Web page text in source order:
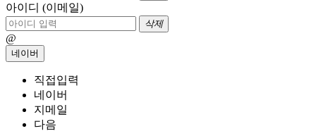
아이디 (이메일)
삭제
@
네이버
직접입력
네이버
지메일
다음